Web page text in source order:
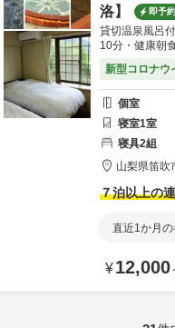
洛】
即予約
貸切温泉風呂
10分・健康朝
新型コロナウ
個室
寝室1室
寝具2組
山梨県笛吹
７泊以上の
直近1か月
¥12,000